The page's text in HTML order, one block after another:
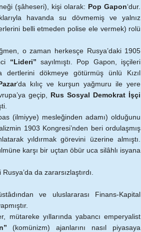
(şâheseri), kişi olarak: Pop Gapon‘dur.
havanda su dövmemiş ve yalnız
belli etmeden polise ele vermek) rolü
o zaman herkesçe Rusya’daki 1905
“Lideri” sayılmıştı. Pop Gapon, işçileri
dertlerini dökmeye götürmüş ünlü Kızıl
‘da kılıç ve kurşun yağmuru ile yere
geçip, Rus Sosyal Demokrat İşçi
(ilmiyye) mesleğinden adamı) olduğunu
1903 Kongresi’nden beri ordulaşmış
yıldırmak görevini üzerine almıştı.
karşı bir uçtan öbür uca silâhlı isyana
da zararsızlaştırdı.
ve uluslararası Finans-Kapital
mütareke yıllarında yabancı emperyalist
(komünizm) ajanlarını nasıl piyasaya